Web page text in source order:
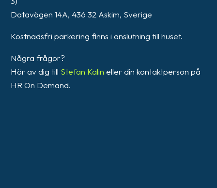
Datavägen 14A, 436 32 Askim, Sverige
Kostnadsfri parkering finns i anslutning till huset.
Några frågor?
Hör av dig till Stefan Kalin eller din kontaktperson på
HR On Demand.